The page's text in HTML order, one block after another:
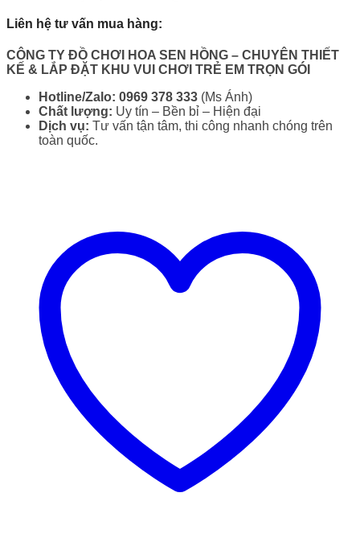
Liên hệ tư vấn mua hàng:
CÔNG TY ĐỒ CHƠI HOA SEN HỒNG – CHUYÊN THIẾT
KẾ & LẮP ĐẶT KHU VUI CHƠI TRẺ EM TRỌN GÓI
Hotline/Zalo: 0969 378 333 (Ms Ánh)
Chất lượng: Uy tín – Bền bỉ – Hiện đại
Dịch vụ: Tư vấn tận tâm, thi công nhanh chóng trên
toàn quốc.